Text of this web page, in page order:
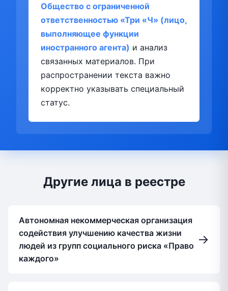
Общество с ограниченной
ответственностью «Три «Ч» (лицо,
выполняющее функции
иностранного агента) и анализ
связанных материалов. При
распространении текста важно
корректно указывать специальный
статус.
Другие лица в реестре
Автономная некоммерческая организация
содействия улучшению качества жизни
людей из групп социального риска «Право
каждого»
→